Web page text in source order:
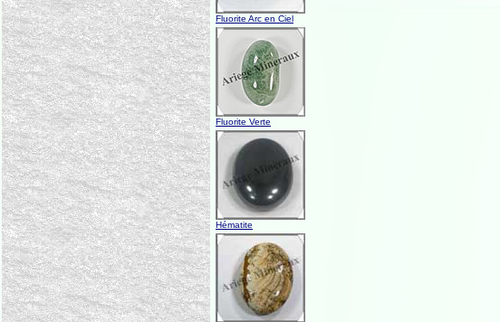
Fluorite Arc en Ciel
Fluorite Verte
Hématite